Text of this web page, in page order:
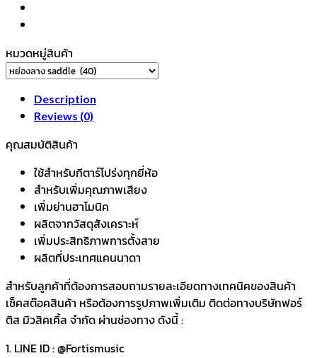
9122
GraphTech
made
in
Canada
quantity
หมวดหมู่สินค้า
Description
Reviews (0)
คุณสมบัติสินค้า
ใช้สำหรับกีตาร์โปร่งทุกยี่ห้อ
สำหรับเพิ่มคุณภาพเสียง
เพิ่มย่านฮาโมนิค
ผลิตจากวัสดุสังเคราะห์
เพิ่มประสิทธิภาพการตั้งสาย
ผลิตที่ประเทศแคนนาดา
สำหรับลูกค้าที่ต้องการสอบถามรายละเอียดทางเทคนิคของสินค้า
เช็คสต๊อคสินค้า หรือต้องการรูปภาพเพิ่มเติม ติดต่อทางบริษัทฟอร์
ติส มิวสิคเคิ้ล จำกัด ผ่านช่องทาง ดังนี้ :
1. LINE ID : @Fortismusic